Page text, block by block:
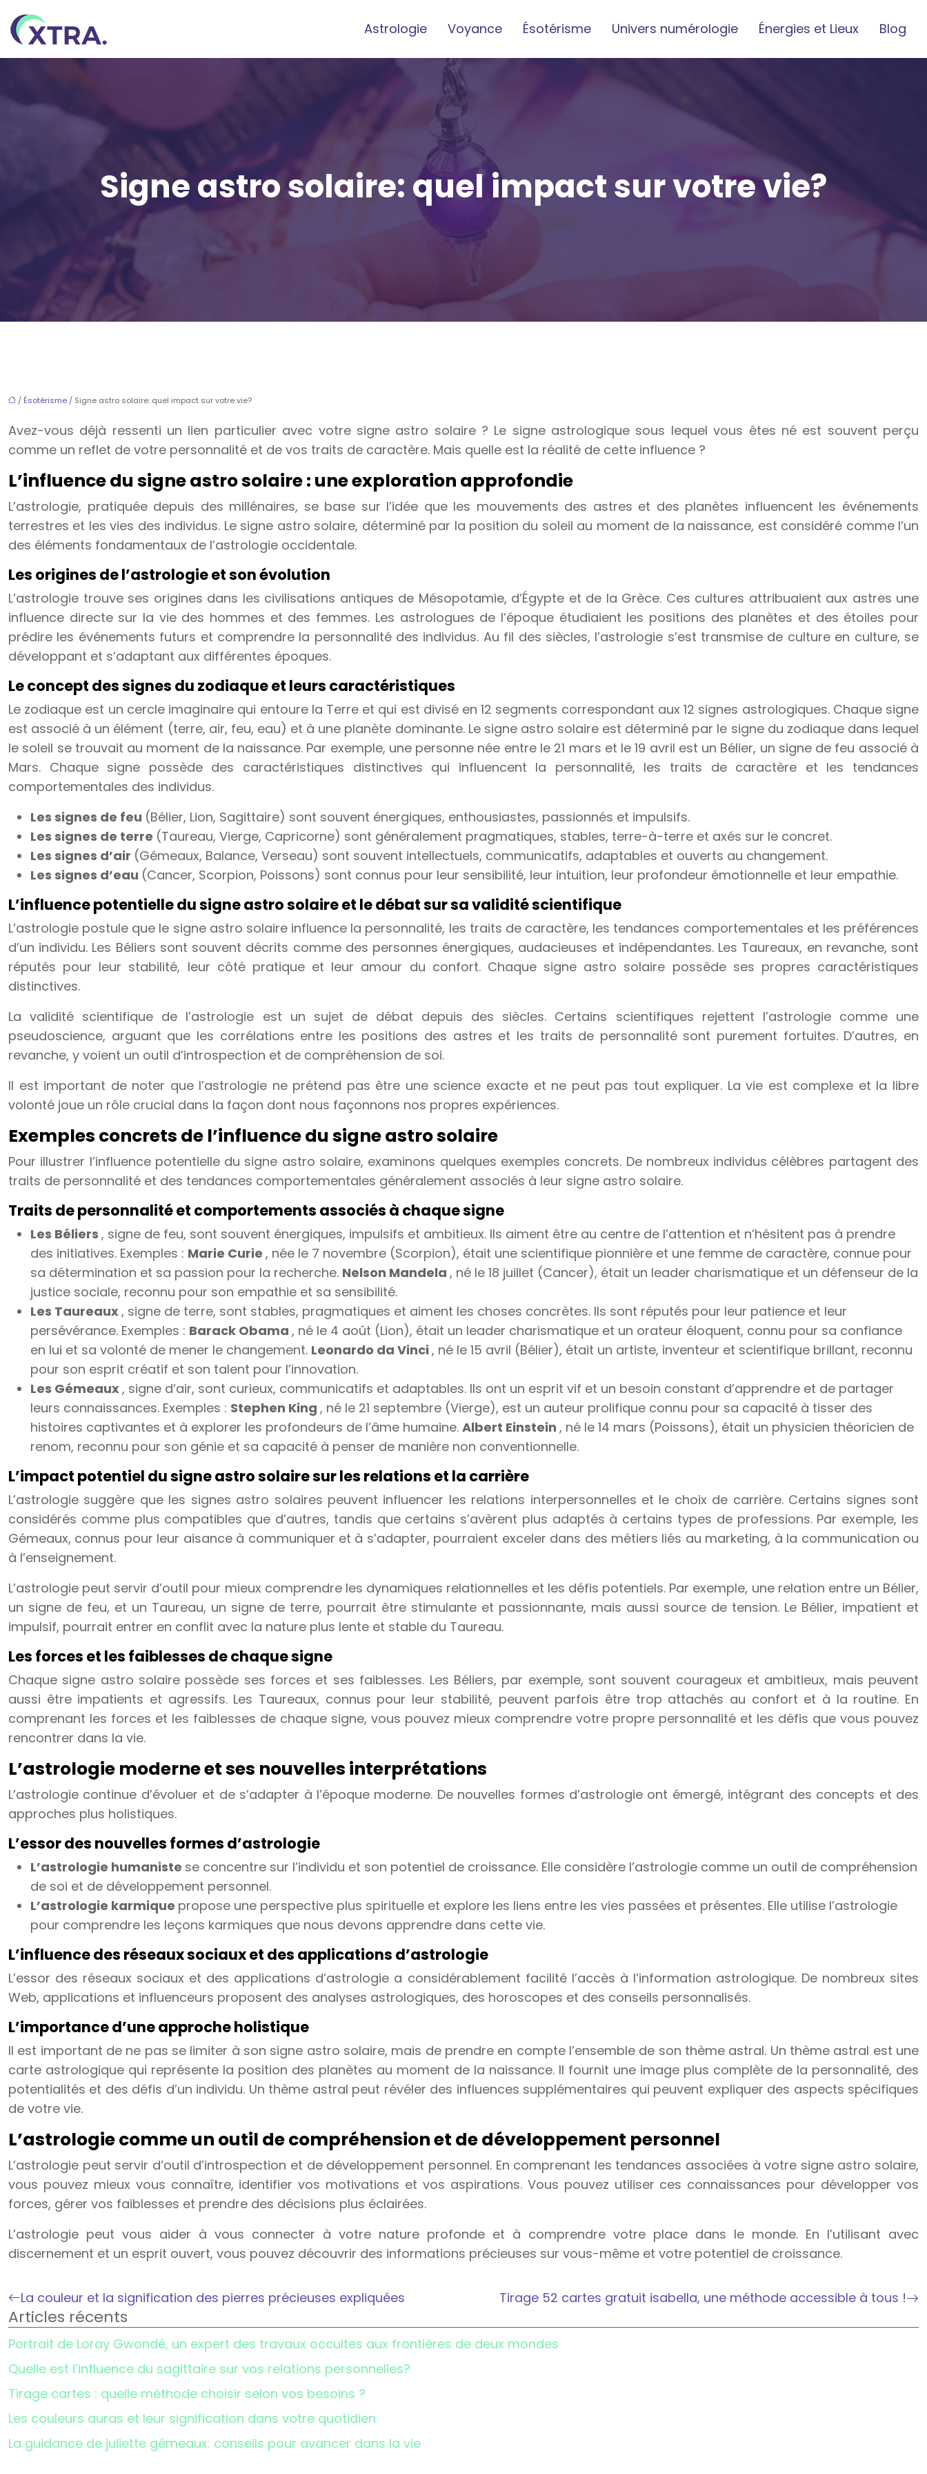
Astrologie Voyance Ésotérisme Univers numérologie Énergies et Lieux Blog
Signe astro solaire: quel impact sur votre vie?
/ Ésotérisme / Signe astro solaire: quel impact sur votre vie?
Avez-vous déjà ressenti un lien particulier avec votre signe astro solaire ? Le signe astrologique sous lequel vous êtes né est souvent perçu
comme un reflet de votre personnalité et de vos traits de caractère. Mais quelle est la réalité de cette influence ?
L’influence du signe astro solaire : une exploration approfondie
L’astrologie, pratiquée depuis des millénaires, se base sur l’idée que les mouvements des astres et des planètes influencent les événements
terrestres et les vies des individus. Le signe astro solaire, déterminé par la position du soleil au moment de la naissance, est considéré comme l’un
des éléments fondamentaux de l’astrologie occidentale.
Les origines de l’astrologie et son évolution
L’astrologie trouve ses origines dans les civilisations antiques de Mésopotamie, d’Égypte et de la Grèce. Ces cultures attribuaient aux astres une
influence directe sur la vie des hommes et des femmes. Les astrologues de l’époque étudiaient les positions des planètes et des étoiles pour
prédire les événements futurs et comprendre la personnalité des individus. Au fil des siècles, l’astrologie s’est transmise de culture en culture, se
développant et s’adaptant aux différentes époques.
Le concept des signes du zodiaque et leurs caractéristiques
Le zodiaque est un cercle imaginaire qui entoure la Terre et qui est divisé en 12 segments correspondant aux 12 signes astrologiques. Chaque signe
est associé à un élément (terre, air, feu, eau) et à une planète dominante. Le signe astro solaire est déterminé par le signe du zodiaque dans lequel
le soleil se trouvait au moment de la naissance. Par exemple, une personne née entre le 21 mars et le 19 avril est un Bélier, un signe de feu associé à
Mars. Chaque signe possède des caractéristiques distinctives qui influencent la personnalité, les traits de caractère et les tendances
comportementales des individus.
Les signes de feu (Bélier, Lion, Sagittaire) sont souvent énergiques, enthousiastes, passionnés et impulsifs.
Les signes de terre (Taureau, Vierge, Capricorne) sont généralement pragmatiques, stables, terre-à-terre et axés sur le concret.
Les signes d’air (Gémeaux, Balance, Verseau) sont souvent intellectuels, communicatifs, adaptables et ouverts au changement.
Les signes d’eau (Cancer, Scorpion, Poissons) sont connus pour leur sensibilité, leur intuition, leur profondeur émotionnelle et leur empathie.
L’influence potentielle du signe astro solaire et le débat sur sa validité scientifique
L’astrologie postule que le signe astro solaire influence la personnalité, les traits de caractère, les tendances comportementales et les préférences
d’un individu. Les Béliers sont souvent décrits comme des personnes énergiques, audacieuses et indépendantes. Les Taureaux, en revanche, sont
réputés pour leur stabilité, leur côté pratique et leur amour du confort. Chaque signe astro solaire possède ses propres caractéristiques
distinctives.
La validité scientifique de l’astrologie est un sujet de débat depuis des siècles. Certains scientifiques rejettent l’astrologie comme une
pseudoscience, arguant que les corrélations entre les positions des astres et les traits de personnalité sont purement fortuites. D’autres, en
revanche, y voient un outil d’introspection et de compréhension de soi.
Il est important de noter que l’astrologie ne prétend pas être une science exacte et ne peut pas tout expliquer. La vie est complexe et la libre
volonté joue un rôle crucial dans la façon dont nous façonnons nos propres expériences.
Exemples concrets de l’influence du signe astro solaire
Pour illustrer l’influence potentielle du signe astro solaire, examinons quelques exemples concrets. De nombreux individus célèbres partagent des
traits de personnalité et des tendances comportementales généralement associés à leur signe astro solaire.
Traits de personnalité et comportements associés à chaque signe
Les Béliers , signe de feu, sont souvent énergiques, impulsifs et ambitieux. Ils aiment être au centre de l’attention et n’hésitent pas à prendre
des initiatives. Exemples : Marie Curie , née le 7 novembre (Scorpion), était une scientifique pionnière et une femme de caractère, connue pour
sa détermination et sa passion pour la recherche. Nelson Mandela , né le 18 juillet (Cancer), était un leader charismatique et un défenseur de la
justice sociale, reconnu pour son empathie et sa sensibilité.
Les Taureaux, signe de terre, sont stables, pragmatiques et aiment les choses concrètes. Ils sont réputés pour leur patience et leur
persévérance. Exemples : Barack Obama , né le 4 août (Lion), était un leader charismatique et un orateur éloquent, connu pour sa confiance
en lui et sa volonté de mener le changement. Leonardo da Vinci , né le 15 avril (Bélier), était un artiste, inventeur et scientifique brillant, reconnu
pour son esprit créatif et son talent pour l’innovation.
Les Gémeaux, signe d’air, sont curieux, communicatifs et adaptables. Ils ont un esprit vif et un besoin constant d’apprendre et de partager
leurs connaissances. Exemples : Stephen King , né le 21 septembre (Vierge), est un auteur prolifique connu pour sa capacité à tisser des
histoires captivantes et à explorer les profondeurs de l’âme humaine. Albert Einstein , né le 14 mars (Poissons), était un physicien théoricien de
renom, reconnu pour son génie et sa capacité à penser de manière non conventionnelle.
L’impact potentiel du signe astro solaire sur les relations et la carrière
L’astrologie suggère que les signes astro solaires peuvent influencer les relations interpersonnelles et le choix de carrière. Certains signes sont
considérés comme plus compatibles que d’autres, tandis que certains s’avèrent plus adaptés à certains types de professions. Par exemple, les
Gémeaux, connus pour leur aisance à communiquer et à s’adapter, pourraient exceler dans des métiers liés au marketing, à la communication ou
à l’enseignement.
L’astrologie peut servir d’outil pour mieux comprendre les dynamiques relationnelles et les défis potentiels. Par exemple, une relation entre un Bélier,
un signe de feu, et un Taureau, un signe de terre, pourrait être stimulante et passionnante, mais aussi source de tension. Le Bélier, impatient et
impulsif, pourrait entrer en conflit avec la nature plus lente et stable du Taureau.
Les forces et les faiblesses de chaque signe
Chaque signe astro solaire possède ses forces et ses faiblesses. Les Béliers, par exemple, sont souvent courageux et ambitieux, mais peuvent
aussi être impatients et agressifs. Les Taureaux, connus pour leur stabilité, peuvent parfois être trop attachés au confort et à la routine. En
comprenant les forces et les faiblesses de chaque signe, vous pouvez mieux comprendre votre propre personnalité et les défis que vous pouvez
rencontrer dans la vie.
L’astrologie moderne et ses nouvelles interprétations
L’astrologie continue d’évoluer et de s’adapter à l’époque moderne. De nouvelles formes d’astrologie ont émergé, intégrant des concepts et des
approches plus holistiques.
L’essor des nouvelles formes d’astrologie
L’astrologie humaniste se concentre sur l’individu et son potentiel de croissance. Elle considère l’astrologie comme un outil de compréhension
de soi et de développement personnel.
L’astrologie karmique propose une perspective plus spirituelle et explore les liens entre les vies passées et présentes. Elle utilise l’astrologie
pour comprendre les leçons karmiques que nous devons apprendre dans cette vie.
L’influence des réseaux sociaux et des applications d’astrologie
L’essor des réseaux sociaux et des applications d’astrologie a considérablement facilité l’accès à l’information astrologique. De nombreux sites
Web, applications et influenceurs proposent des analyses astrologiques, des horoscopes et des conseils personnalisés.
L’importance d’une approche holistique
Il est important de ne pas se limiter à son signe astro solaire, mais de prendre en compte l’ensemble de son thème astral. Un thème astral est une
carte astrologique qui représente la position des planètes au moment de la naissance. Il fournit une image plus complète de la personnalité, des
potentialités et des défis d’un individu. Un thème astral peut révéler des influences supplémentaires qui peuvent expliquer des aspects spécifiques
de votre vie.
L’astrologie comme un outil de compréhension et de développement personnel
L’astrologie peut servir d’outil d’introspection et de développement personnel. En comprenant les tendances associées à votre signe astro solaire,
vous pouvez mieux vous connaître, identifier vos motivations et vos aspirations. Vous pouvez utiliser ces connaissances pour développer vos
forces, gérer vos faiblesses et prendre des décisions plus éclairées.
L’astrologie peut vous aider à vous connecter à votre nature profonde et à comprendre votre place dans le monde. En l’utilisant avec
discernement et un esprit ouvert, vous pouvez découvrir des informations précieuses sur vous-même et votre potentiel de croissance.
La couleur et la signification des pierres précieuses expliquées Tirage 52 cartes gratuit isabella, une méthode accessible à tous !
Articles récents
Portrait de Loray Gwondé, un expert des travaux occultes aux frontières de deux mondes
Quelle est l’influence du sagittaire sur vos relations personnelles?
Tirage cartes : quelle méthode choisir selon vos besoins ?
Les couleurs auras et leur signification dans votre quotidien
La guidance de juliette gémeaux: conseils pour avancer dans la vie